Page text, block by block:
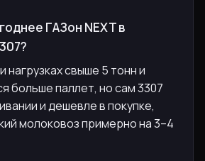
ГАЗон NEXT в
нагрузках свыше 5 тонн и
больше паллет, но сам 3307
и дешевле в покупке,
молоковоз примерно на 3–4